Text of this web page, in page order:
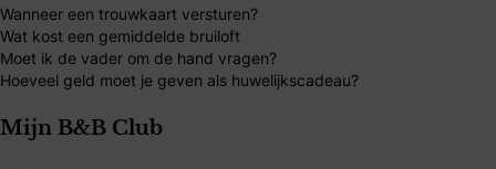
Wanneer een trouwkaart versturen?
Wat kost een gemiddelde bruiloft
Moet ik de vader om de hand vragen?
Hoeveel geld moet je geven als huwelijkscadeau?
Mijn B&B Club